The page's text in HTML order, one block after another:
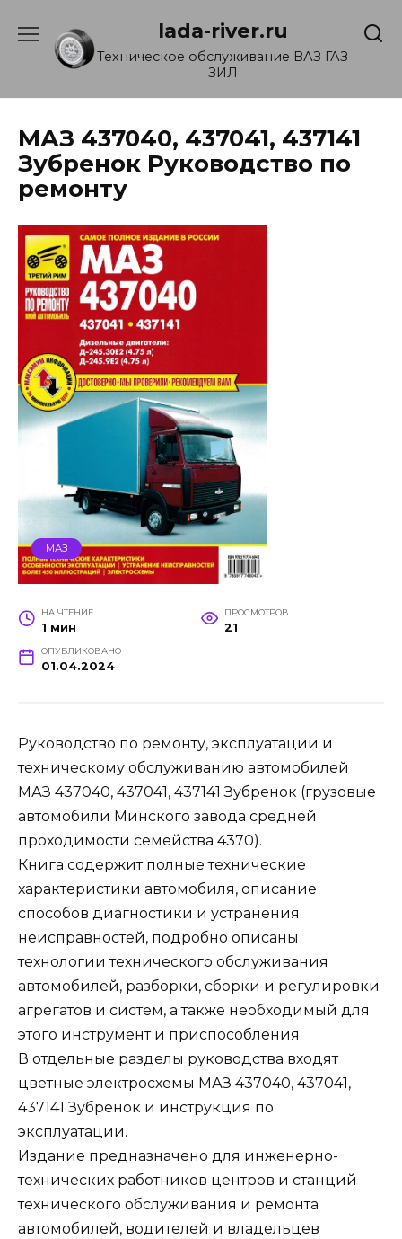
содержанию
lada-river.ru
Техническое обслуживание ВАЗ ГАЗ
ЗИЛ
МАЗ 437040, 437041, 437141
Зубренок Руководство по
ремонту
МАЗ
НА ЧТЕНИЕ
1 мин
ПРОСМОТРОВ
21
ОПУБЛИКОВАНО
01.04.2024
Руководство по ремонту, эксплуатации и
техническому обслуживанию автомобилей
МАЗ 437040, 437041, 437141 Зубренок (грузовые
автомобили Минского завода средней
проходимости семейства 4370).
Книга содержит полные технические
характеристики автомобиля, описание
способов диагностики и устранения
неисправностей, подробно описаны
технологии технического обслуживания
автомобилей, разборки, сборки и регулировки
агрегатов и систем, а также необходимый для
этого инструмент и приспособления.
В отдельные разделы руководства входят
цветные электросхемы МАЗ 437040, 437041,
437141 Зубренок и инструкция по
эксплуатации.
Издание предназначено для инженерно-
технических работников центров и станций
технического обслуживания и ремонта
автомобилей, водителей и владельцев